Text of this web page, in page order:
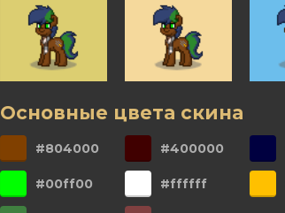
Основные цвета скина
#804000 #400000
#00ff00 #ffffff